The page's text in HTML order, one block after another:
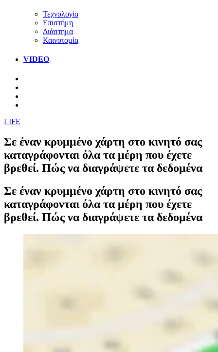
Τεχνολογία
Επιστήμη
Διάστημα
Καινοτομία
VIDEO
LIFE
Σε έναν κρυμμένο χάρτη στο κινητό σας
καταγράφονται όλα τα μέρη που έχετε
βρεθεί. Πώς να διαγράψετε τα δεδομένα
Σε έναν κρυμμένο χάρτη στο κινητό σας
καταγράφονται όλα τα μέρη που έχετε
βρεθεί. Πώς να διαγράψετε τα δεδομένα